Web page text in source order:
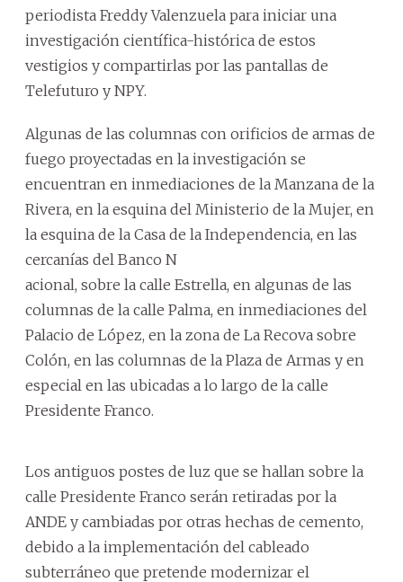
periodista Freddy Valenzuela para iniciar una
investigación científica-histórica de estos
vestigios y compartirlas por las pantallas de
Telefuturo y NPY.
Algunas de las columnas con orificios de armas de
fuego proyectadas en la investigación se
encuentran en inmediaciones de la Manzana de la
Rivera, en la esquina del Ministerio de la Mujer, en
la esquina de la Casa de la Independencia, en las
cercanías del Banco N
acional, sobre la calle Estrella, en algunas de las
columnas de la calle Palma, en inmediaciones del
Palacio de López, en la zona de La Recova sobre
Colón, en las columnas de la Plaza de Armas y en
especial en las ubicadas a lo largo de la calle
Presidente Franco.
Los antiguos postes de luz que se hallan sobre la
calle Presidente Franco serán retiradas por la
ANDE y cambiadas por otras hechas de cemento,
debido a la implementación del cableado
subterráneo que pretende modernizar el